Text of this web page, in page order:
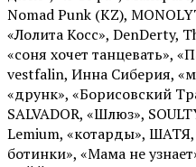
Nomad Punk (KZ),
«Лолита Косс», DenDerty,
«соня хочет танцевать»,
vestfalin, Инна Сиберия,
«друнк», «Борисовский
SALVADOR, «Шлюз»,
Lemium, «котарды»,
ботинки», «Мама не